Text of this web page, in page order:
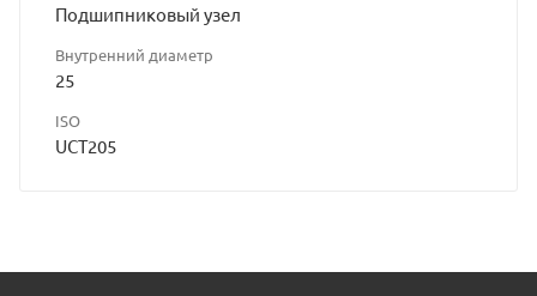
Подшипниковый узел
Внутренний диаметр
25
ISO
UCT205